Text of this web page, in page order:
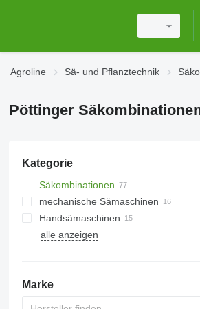
Agroline Sä- und Pflanztechnik
Pöttinger
Kategorie
Säkombinationen
mechanische Sämaschinen
Handsämaschinen
alle anzeigen
Marke